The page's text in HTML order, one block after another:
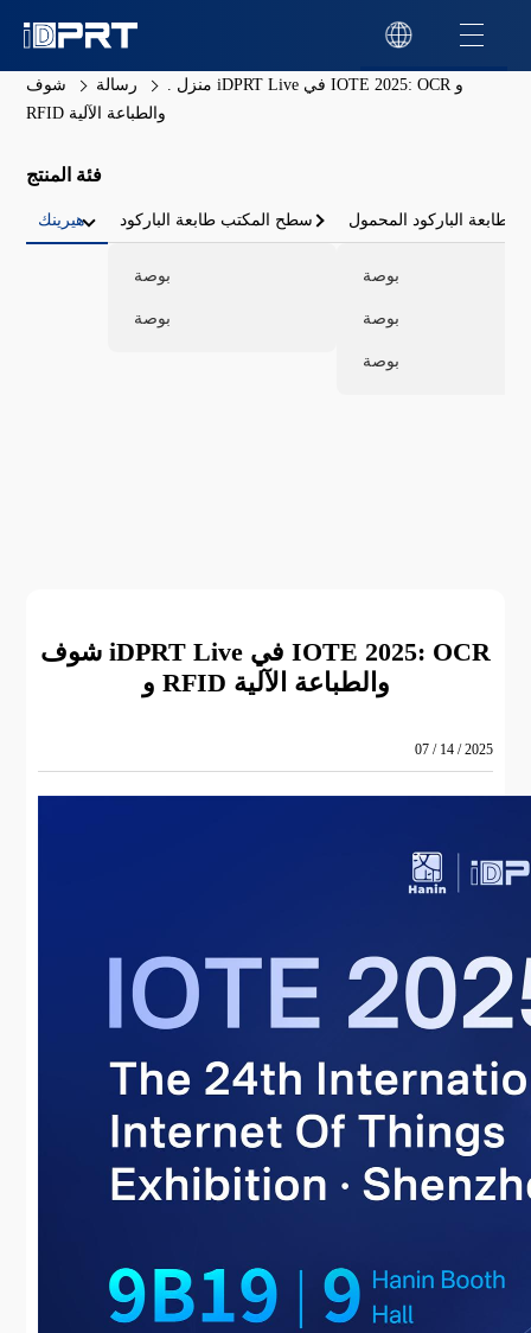
منزل . رسالة
شوف iDPRT Live في IOTE 2025: OCR و
RFID والطباعة الآلية
فئة المنتج
هيرينك سطح المكتب طابعة الباركود
بوصة
بوصة
طابعة الباركود المحمول
بوصة
بوصة
بوصة
شوف iDPRT Live في IOTE 2025: OCR
و RFID والطباعة الآلية
07 / 14 / 2025